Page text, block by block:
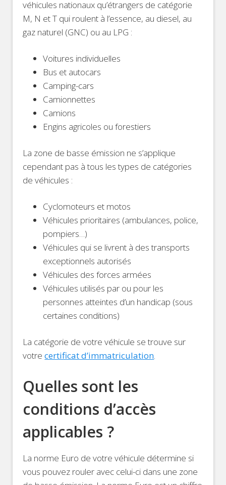
véhicules nationaux qu’étrangers de catégorie
M, N et T qui roulent à l’essence, au diesel, au
gaz naturel (GNC) ou au LPG :
Voitures individuelles
Bus et autocars
Camping-cars
Camionnettes
Camions
Engins agricoles ou forestiers
La zone de basse émission ne s’applique
cependant pas à tous les types de catégories
de véhicules :
Cyclomoteurs et motos
Véhicules prioritaires (ambulances, police,
pompiers…)
Véhicules qui se livrent à des transports
exceptionnels autorisés
Véhicules des forces armées
Véhicules utilisés par ou pour les
personnes atteintes d’un handicap (sous
certaines conditions)
La catégorie de votre véhicule se trouve sur
votrecertificat d’immatriculation.
Quelles sont les
conditions d’accès
applicables ?
La norme Euro de votre véhicule détermine si
vous pouvez rouler avec celui-ci dans une zone